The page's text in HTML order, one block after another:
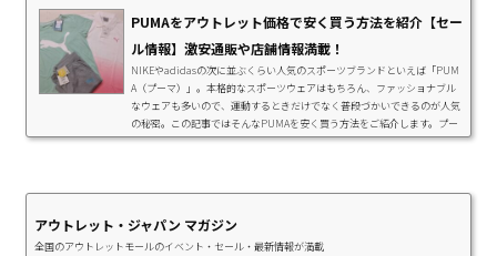
PUMAをアウトレット価格で安く買う方法を紹介【セー
ル情報】激安通販や店舗情報満載！
NIKEやadidasの次に並ぶくらい人気のスポーツブランドといえば「PUM
A（プーマ）」。本格的なスポーツウェアはもちろん、ファッショナブル
なウェアも多いので、運動するときだけでなく普段づかいできるのが人気
の秘密。この記事ではそんなPUMAを安く買う方法をご紹介します。プー
マを安く買う方法プーマをお得にゲットするなら通販サイトがおすすめで
手に入る方通販を紹介します。GILTで買う ...
アウトレット・ジャパン マガジン
全国のアウトレットモールのイベント・セール・最新情報が満載